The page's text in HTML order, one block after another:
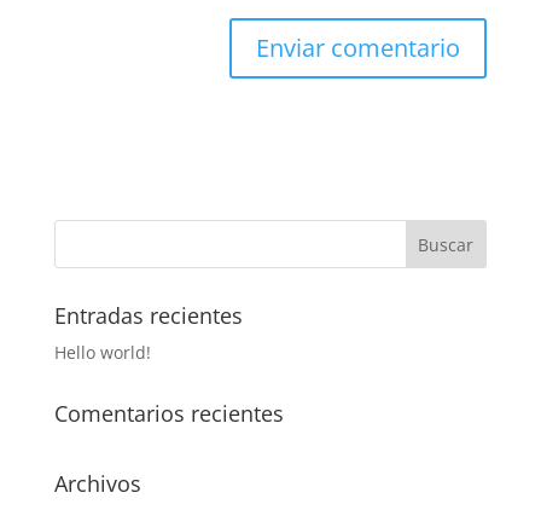
Entradas recientes
Hello world!
Comentarios recientes
Archivos